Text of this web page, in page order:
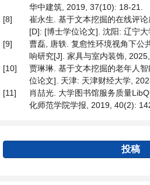
华中建筑, 2019, 37(10): 18-21.
[8]
崔永生. 基于文本挖掘的在线评
[D]: [博士学位论文]. 沈阳: 辽宁大
[9]
曹磊, 唐轶. 复愈性环境视角下公
响研究[J]. 家具与室内装饰,
[10]
贾琳琳. 基于文本挖掘的老年人
位论文]. 天津: 天津财经大学,
[11]
肖喆光. 大学图书馆服务质量
化师范学院学报, 2019, 40(2):
投稿